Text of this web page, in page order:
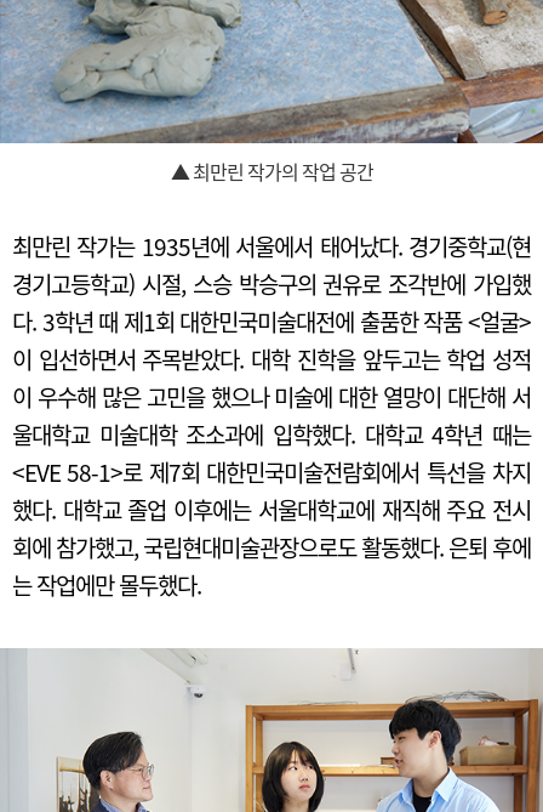
▲ 최만린 작가의 작업 공간
최만린 작가는 1935년에 서울에서 태어났다. 경기중학교(현
경기고등학교) 시절, 스승 박승구의 권유로 조각반에 가입했
다. 3학년 때 제1회 대한민국미술대전에 출품한 작품 <얼굴>
이 입선하면서 주목받았다. 대학 진학을 앞두고는 학업 성적
이 우수해 많은 고민을 했으나 미술에 대한 열망이 대단해 서
울대학교 미술대학 조소과에 입학했다. 대학교 4학년 때는
<EVE 58-1>로 제7회 대한민국미술전람회에서 특선을 차지
했다. 대학교 졸업 이후에는 서울대학교에 재직해 주요 전시
회에 참가했고, 국립현대미술관장으로도 활동했다. 은퇴 후에
는 작업에만 몰두했다.